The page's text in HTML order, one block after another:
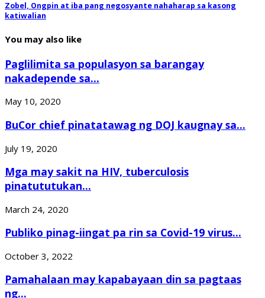
Zobel, Ongpin at iba pang negosyante nahaharap sa kasong
katiwalian
You may also like
Paglilimita sa populasyon sa barangay
nakadepende sa...
May 10, 2020
BuCor chief pinatatawag ng DOJ kaugnay sa...
July 19, 2020
Mga may sakit na HIV, tuberculosis
pinatututukan...
March 24, 2020
Publiko pinag-iingat pa rin sa Covid-19 virus...
October 3, 2022
Pamahalaan may kapabayaan din sa pagtaas
ng...